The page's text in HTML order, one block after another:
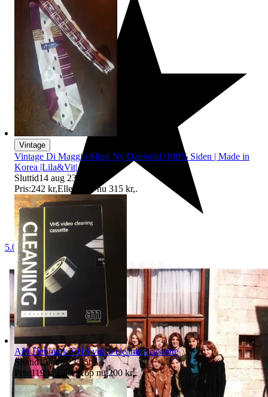
5.0
Vintage
Vintage Di Maggio Slips| Ny/Oanvänd |100% Siden | Made in
Korea |Lila&Vit|
Sluttid14 aug 23:45
Pris:242 kr,Eller Köp nu 315 kr,.
AM Denmark VHS video cleaning cassette
Sluttid15 aug 23:05.
Pris:119 kr, Eller Köp nu 200 kr,.